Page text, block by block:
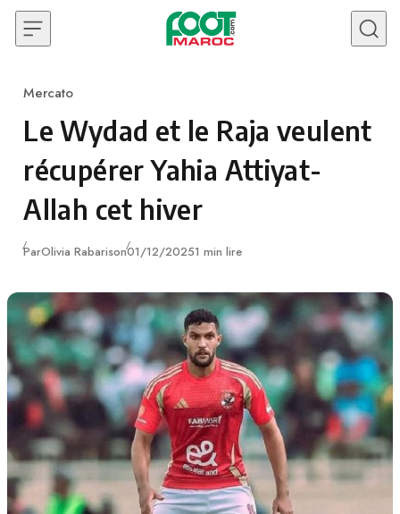
Skip to content
Category
Mercato
Le Wydad et le Raja veulent
récupérer Yahia Attiyat-
Allah cet hiver
ParOlivia RabarisonPublié
01/12/20251 min lire